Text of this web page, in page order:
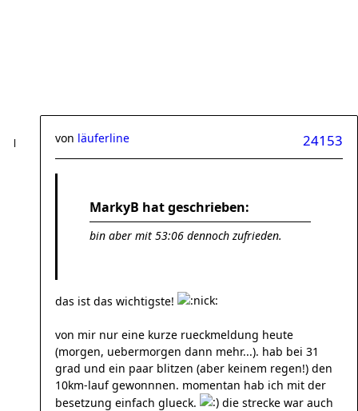
24153
von läuferline
MarkyB hat geschrieben:
bin aber mit 53:06 dennoch zufrieden.
das ist das wichtigste!
von mir nur eine kurze rueckmeldung heute
(morgen, uebermorgen dann mehr...). hab bei 31
grad und ein paar blitzen (aber keinem regen!) den
10km-lauf gewonnnen. momentan hab ich mit der
besetzung einfach glueck.
die strecke war auch